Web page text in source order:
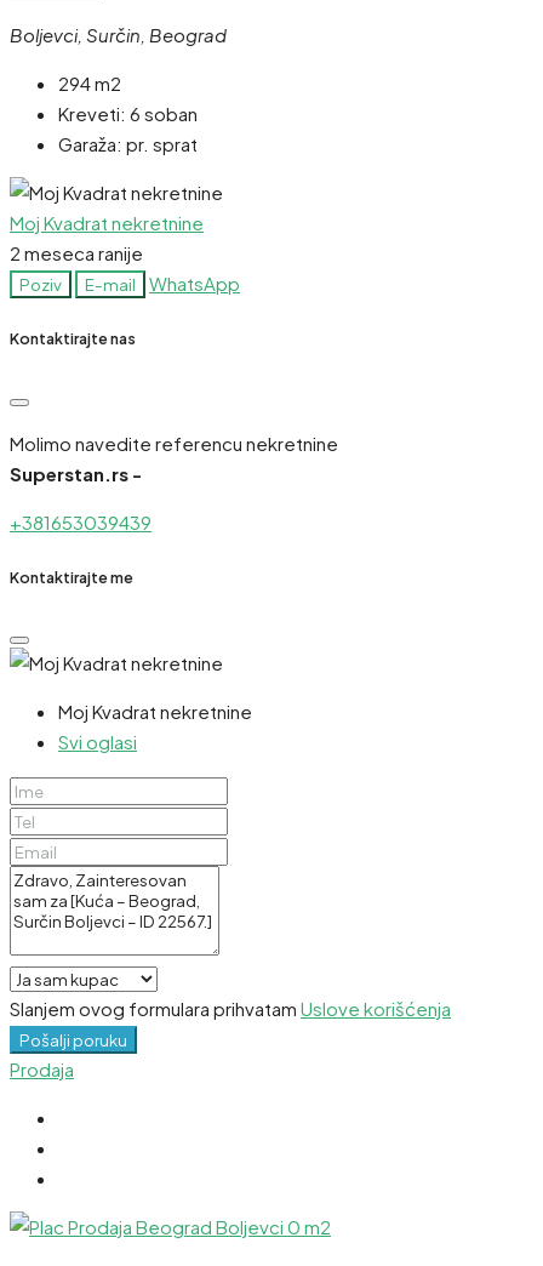
Boljevci, Surčin, Beograd
294 m2
Kreveti: 6 soban
Garaža: pr. sprat
Moj Kvadrat nekretnine
2 meseca ranije
Poziv E-mail WhatsApp
Kontaktirajte nas
Molimo navedite referencu nekretnine
Superstan.rs -
+381653039439
Kontaktirajte me
Moj Kvadrat nekretnine
Svi oglasi
Slanjem ovog formulara prihvatam Uslove korišćenja
Pošalji poruku
Prodaja